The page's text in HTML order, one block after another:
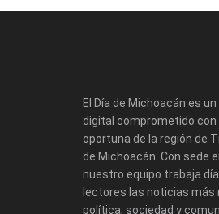
El Día de Michoacán es
digital comprometido con
oportuna de la región de
de Michoacán. Con sede
nuestro equipo trabaja
lectores las noticias más
política, sociedad y